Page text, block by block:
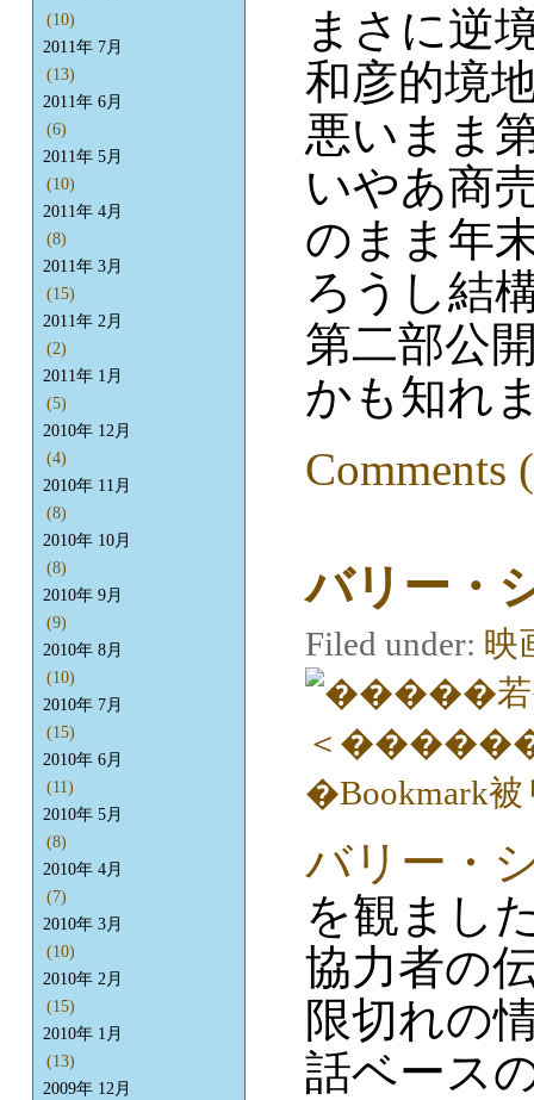
まさに逆
和彦的境
悪いまま
いやあ商
のまま年
ろうし結
第二部公
かも知れ
Comments
バリー・
Filed under: 映
バリー・
を観まし
協力者の
限切れの
話ベース
(10)
2011年 7月
(13)
2011年 6月
(6)
2011年 5月
(10)
2011年 4月
(8)
2011年 3月
(15)
2011年 2月
(2)
2011年 1月
(5)
2010年 12月
(4)
2010年 11月
(8)
2010年 10月
(8)
2010年 9月
(9)
2010年 8月
(10)
2010年 7月
(15)
2010年 6月
(11)
2010年 5月
(8)
2010年 4月
(7)
2010年 3月
(10)
2010年 2月
(15)
2010年 1月
(13)
2009年 12月